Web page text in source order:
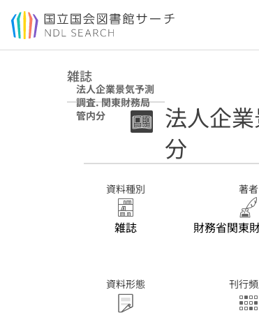
本文へ移動
雑誌
法人企業景気予測
調査. 関東財務局
管内分
法人企
分
資料種別
雑誌
著者
財務省関東
資料形態 刊行